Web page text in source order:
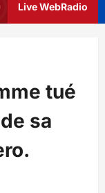
Live WebRadio
tué
sa